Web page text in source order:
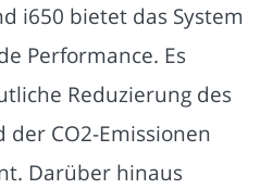
i650 bietet das System
Performance. Es
Reduzierung des
CO2-Emissionen
Darüber hinaus